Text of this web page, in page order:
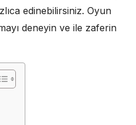
edinebilirsiniz. Oyun
deneyin ve ile zaferin